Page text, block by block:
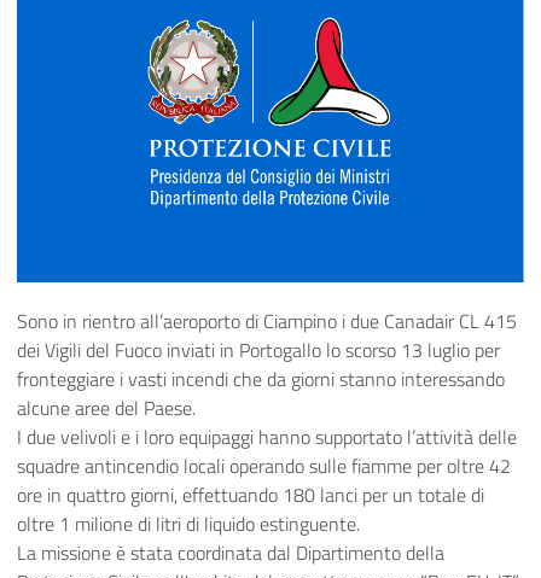
Sono in rientro all’aeroporto di Ciampino i due Canadair CL 415
dei Vigili del Fuoco inviati in Portogallo lo scorso 13 luglio per
fronteggiare i vasti incendi che da giorni stanno interessando
alcune aree del Paese.
I due velivoli e i loro equipaggi hanno supportato l’attività delle
squadre antincendio locali operando sulle fiamme per oltre 42
ore in quattro giorni, effettuando 180 lanci per un totale di
oltre 1 milione di litri di liquido estinguente.
La missione è stata coordinata dal Dipartimento della